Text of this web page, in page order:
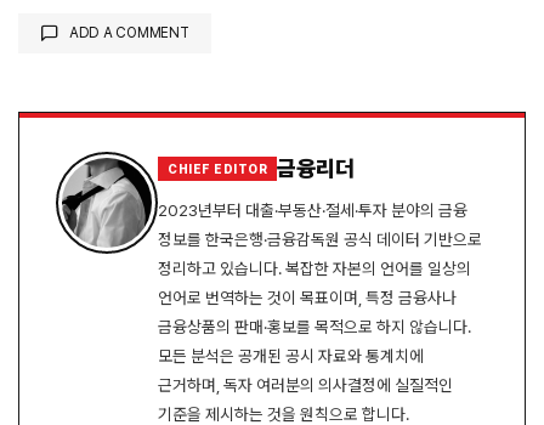
ADD A COMMENT
CHIEF EDITOR 금융리더
2023년부터 대출·부동산·절세·투자 분야의 금융
정보를 한국은행·금융감독원 공식 데이터 기반으로
정리하고 있습니다. 복잡한 자본의 언어를 일상의
언어로 번역하는 것이 목표이며, 특정 금융사나
금융상품의 판매·홍보를 목적으로 하지 않습니다.
모든 분석은 공개된 공시 자료와 통계치에
근거하며, 독자 여러분의 의사결정에 실질적인
기준을 제시하는 것을 원칙으로 합니다.